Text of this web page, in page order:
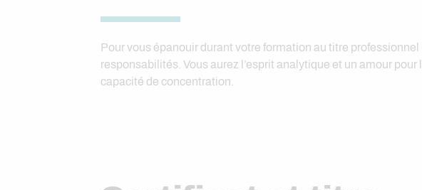
Pour vous épanouir durant votre formation au titre
responsabilités. Vous aurez l’esprit analytique et un amour
capacité de concentration.